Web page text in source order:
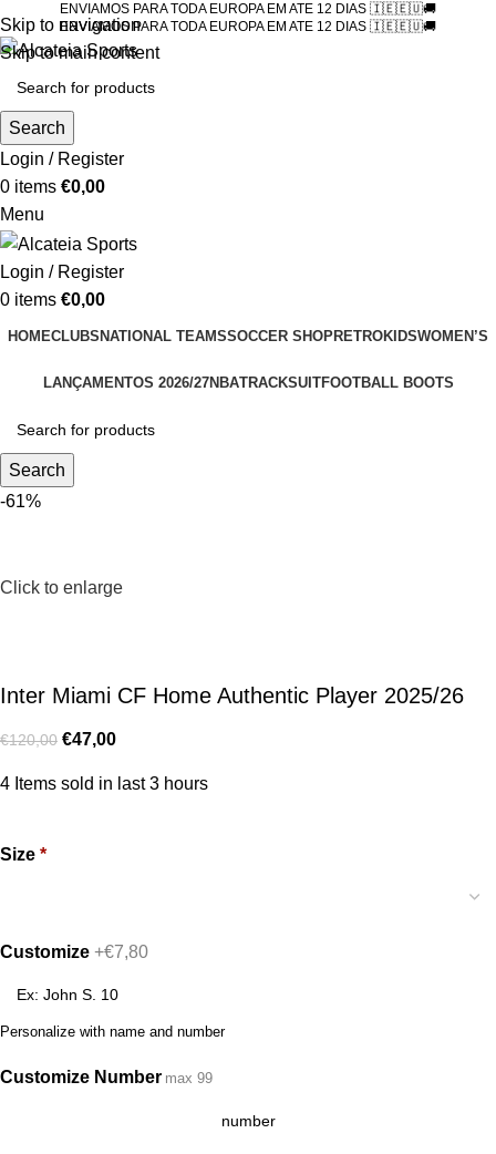
Skip to navigation
Skip to main content
ENVIAMOS PARA TODA EUROPA EM ATE 12 DIAS 🇮🇪🇪🇺🚚
ENVIAMOS PARA TODA EUROPA EM ATE 12 DIAS 🇮🇪🇪🇺🚚
Search
Login / Register
0 items €0,00
Menu
Login / Register
0 items €0,00
HOMECLUBS NATIONAL TEAMSSOCCER SHOPRETROKIDSWOMEN’S
LANÇAMENTOS 2026/27NBATRACKSUITFOOTBALL BOOTS
Search
-61%
Click to enlarge
Inter Miami CF Home Authentic Player 2025/26
€120,00 €47,00
4 Items sold in last 3 hours
Size *
Customize +€7,80
Personalize with name and number
Customize Number max 99